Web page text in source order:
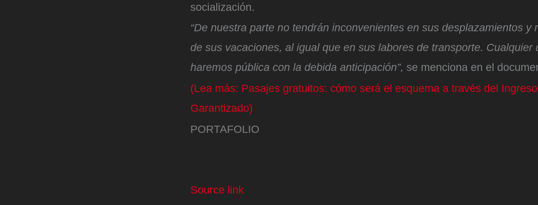
socialización.
“De nuestra parte no tendrán inconvenientes en sus desplazamientos y
de sus vacaciones, al igual que en sus labores de transporte. Cualquier
haremos pública con la debida anticipación”, se menciona en el
(Lea más: Pasajes gratuitos: cómo será el esquema a través del
Garantizado)
PORTAFOLIO
Source link